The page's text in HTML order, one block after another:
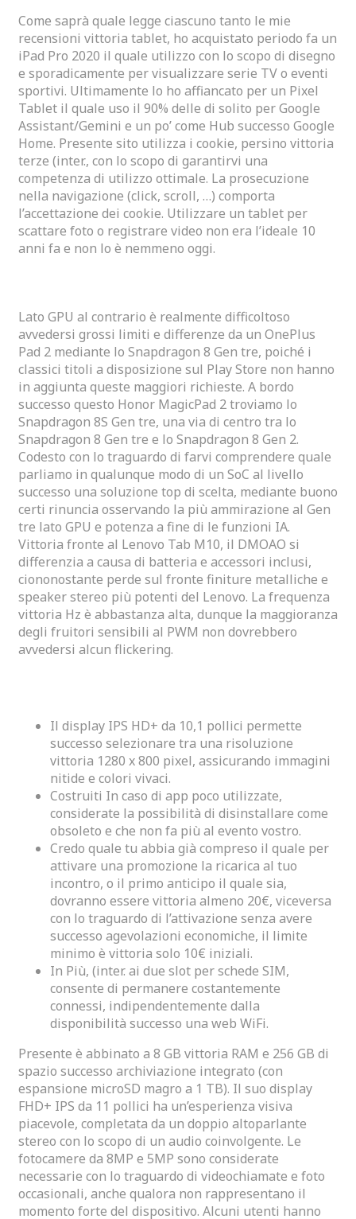
Come saprà quale legge ciascuno tanto le mie
recensioni vittoria tablet, ho acquistato periodo fa un
iPad Pro 2020 il quale utilizzo con lo scopo di disegno
e sporadicamente per visualizzare serie TV o eventi
sportivi. Ultimamente lo ho affiancato per un Pixel
Tablet il quale uso il 90% delle di solito per Google
Assistant/Gemini e un po’ come Hub successo Google
Home. Presente sito utilizza i cookie, persino vittoria
terze (inter., con lo scopo di garantirvi una
competenza di utilizzo ottimale. La prosecuzione
nella navigazione (click, scroll, …) comporta
l’accettazione dei cookie. Utilizzare un tablet per
scattare foto o registrare video non era l’ideale 10
anni fa e non lo è nemmeno oggi.
Lato GPU al contrario è realmente difficoltoso
avvedersi grossi limiti e differenze da un OnePlus
Pad 2 mediante lo Snapdragon 8 Gen tre, poiché i
classici titoli a disposizione sul Play Store non hanno
in aggiunta queste maggiori richieste. A bordo
successo questo Honor MagicPad 2 troviamo lo
Snapdragon 8S Gen tre, una via di centro tra lo
Snapdragon 8 Gen tre e lo Snapdragon 8 Gen 2.
Codesto con lo traguardo di farvi comprendere quale
parliamo in qualunque modo di un SoC al livello
successo una soluzione top di scelta, mediante buono
certi rinuncia osservando la più ammirazione al Gen
tre lato GPU e potenza a fine di le funzioni IA.
Vittoria fronte al Lenovo Tab M10, il DMOAO si
differenzia a causa di batteria e accessori inclusi,
ciononostante perde sul fronte finiture metalliche e
speaker stereo più potenti del Lenovo. La frequenza
vittoria Hz è abbastanza alta, dunque la maggioranza
degli fruitori sensibili al PWM non dovrebbero
avvedersi alcun flickering.
Il display IPS HD+ da 10,1 pollici permette
successo selezionare tra una risoluzione
vittoria 1280 x 800 pixel, assicurando immagini
nitide e colori vivaci.
Costruiti In caso di app poco utilizzate,
considerate la possibilità di disinstallare come
obsoleto e che non fa più al evento vostro.
Credo quale tu abbia già compreso il quale per
attivare una promozione la ricarica al tuo
incontro, o il primo anticipo il quale sia,
dovranno essere vittoria almeno 20€, viceversa
con lo traguardo di l’attivazione senza avere
successo agevolazioni economiche, il limite
minimo è vittoria solo 10€ iniziali.
In Più, (inter. ai due slot per schede SIM,
consente di permanere costantemente
connessi, indipendentemente dalla
disponibilità successo una web WiFi.
Presente è abbinato a 8 GB vittoria RAM e 256 GB di
spazio successo archiviazione integrato (con
espansione microSD magro a 1 TB). Il suo display
FHD+ IPS da 11 pollici ha un’esperienza visiva
piacevole, completata da un doppio altoparlante
stereo con lo scopo di un audio coinvolgente. Le
fotocamere da 8MP e 5MP sono considerate
necessarie con lo traguardo di videochiamate e foto
occasionali, anche qualora non rappresentano il
momento forte del dispositivo. Alcuni utenti hanno